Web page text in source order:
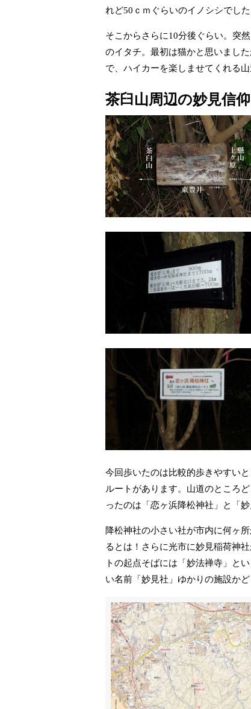
れど50ｃｍぐらいのイノシシでし
そこからさらに10分後ぐらい。突
のイタチ。最初は猫かと思いまし
で、ハイカーを楽しませてくれる山
茶臼山周辺の妙見信
今回歩いたのは比較的歩きやすい
ルートがあります。山道のところ
ったのは「恋ヶ浜降松神社」と「
降松神社の小さい社が市内に何ヶ
るとは！さらに光市に妙見稲荷神
トの起点そばには「妙法禅寺」と
い名前「妙見社」ゆかりの施設か